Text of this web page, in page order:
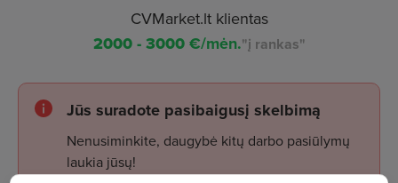
CVMarket.lt klientas
2000 - 3000€/mėn."į rankas"
Jūs suradote pasibaigusį skelbimą
Nenusiminkite, daugybė kitų darbo pasiūlymų
laukia jūsų!